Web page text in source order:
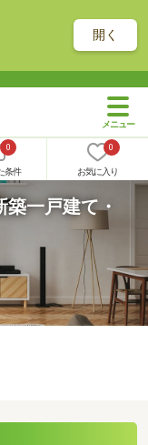
開く
0
条件
0
お気に入り
一戸建て・